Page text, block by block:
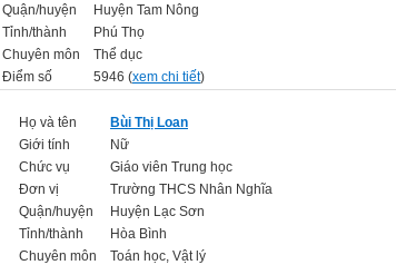
Quận/huyện
Huyện Tam Nông
Tỉnh/thành
Phú Thọ
Chuyên môn
Thể dục
Điểm số
5946 (xem chi tiết)
Họ và tên
Bùi Thị Loan
Giới tính
Nữ
Chức vụ
Giáo viên Trung học
Đơn vị
Trường THCS Nhân Nghĩa
Quận/huyện
Huyện Lạc Sơn
Tỉnh/thành
Hòa Bình
Chuyên môn
Toán học, Vật lý